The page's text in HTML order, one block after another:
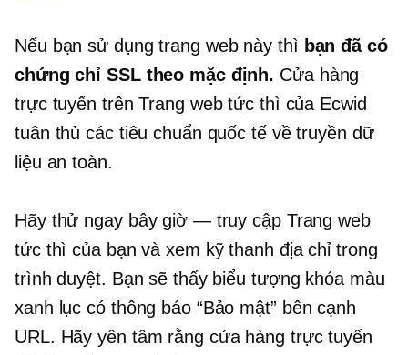
Nếu bạn sử dụng trang web này thì bạn đã có
chứng chỉ SSL theo mặc định. Cửa hàng
trực tuyến trên Trang web tức thì của Ecwid
tuân thủ các tiêu chuẩn quốc tế về truyền dữ
liệu an toàn.
Hãy thử ngay bây giờ — truy cập Trang web
tức thì của bạn và xem kỹ thanh địa chỉ trong
trình duyệt. Bạn sẽ thấy biểu tượng khóa màu
xanh lục có thông báo “Bảo mật” bên cạnh
URL. Hãy yên tâm rằng cửa hàng trực tuyến